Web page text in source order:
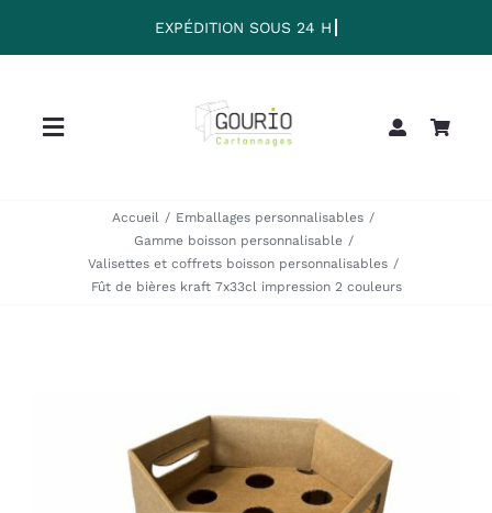
Toggle
Home
Collection
Blog
Editorial
Accueil
Emballages personnalisables
Gamme boisson personnalisable
Valisettes et coffrets boisson personnalisables
Fût de bières kraft 7x33cl impression 2 couleurs